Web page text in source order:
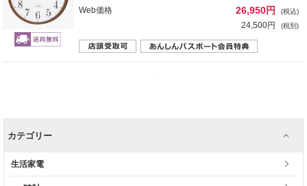
Web価格
26,950円 (税込)
24,500円 (税別)
カテゴリー
生活家電